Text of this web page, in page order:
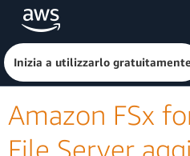
Passa al contenuto principale
Fai clic qui per tornare
Inizia a utilizzarlo gratuitamente
Amazon FSx
File Server